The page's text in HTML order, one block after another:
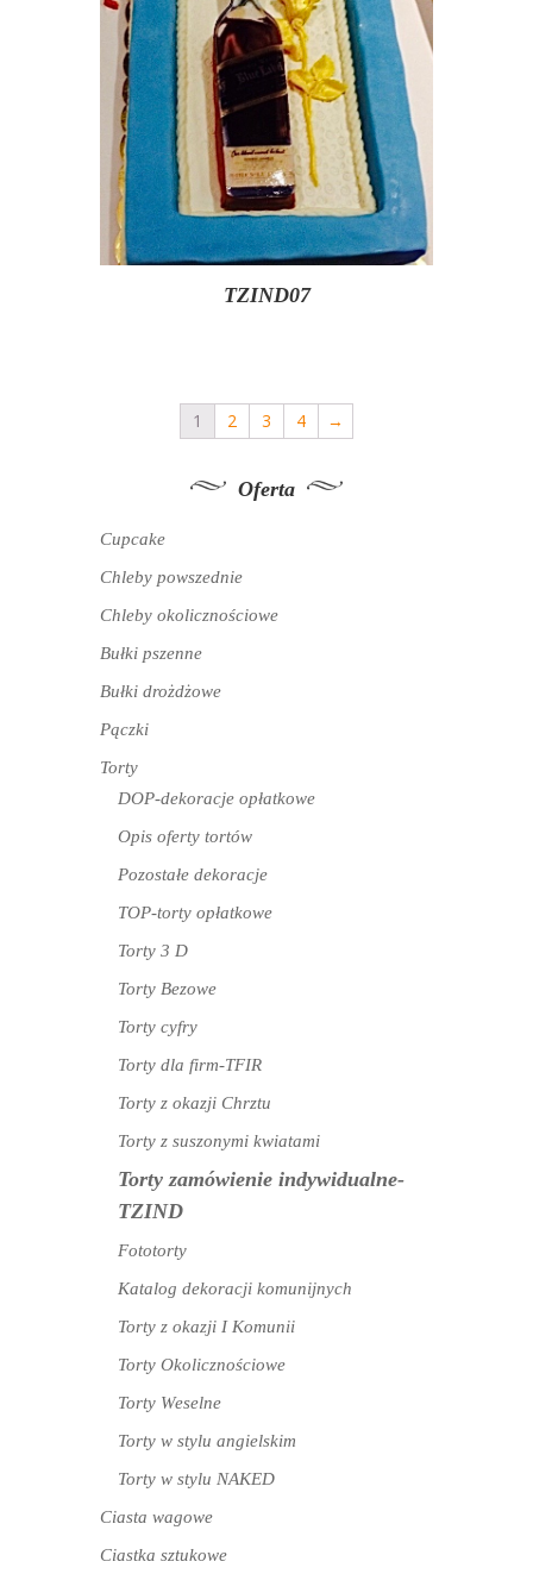
TZIND07
1 2 3 4 →
Oferta
Cupcake
Chleby powszednie
Chleby okolicznościowe
Bułki pszenne
Bułki drożdżowe
Pączki
Torty
DOP-dekoracje opłatkowe
Opis oferty tortów
Pozostałe dekoracje
TOP-torty opłatkowe
Torty 3 D
Torty Bezowe
Torty cyfry
Torty dla firm-TFIR
Torty z okazji Chrztu
Torty z suszonymi kwiatami
Torty zamówienie indywidualne-
TZIND
Fototorty
Katalog dekoracji komunijnych
Torty z okazji I Komunii
Torty Okolicznościowe
Torty Weselne
Torty w stylu angielskim
Torty w stylu NAKED
Ciasta wagowe
Ciastka sztukowe